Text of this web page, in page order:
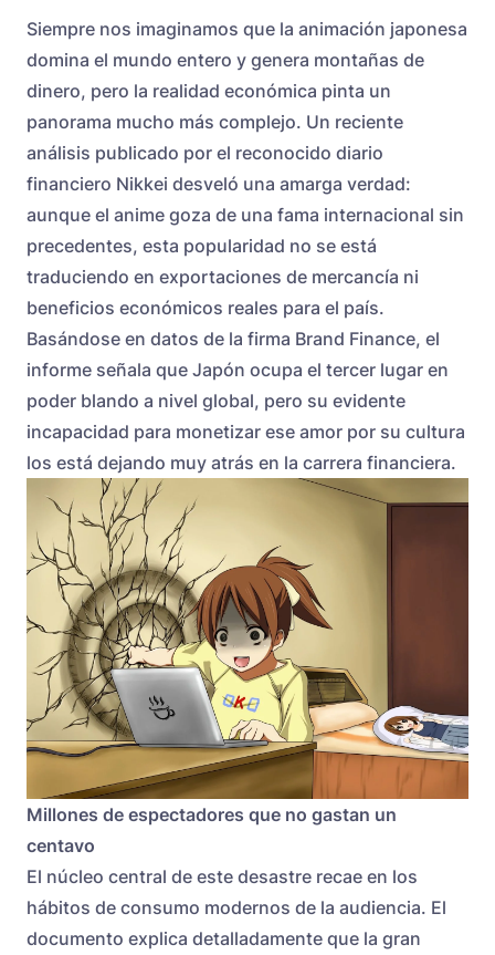
Siempre nos imaginamos que la animación japonesa
domina el mundo entero y genera montañas de
dinero, pero la realidad económica pinta un
panorama mucho más complejo. Un reciente
análisis publicado por el reconocido diario
financiero Nikkei desveló una amarga verdad:
aunque el anime goza de una fama internacional sin
precedentes, esta popularidad no se está
traduciendo en exportaciones de mercancía ni
beneficios económicos reales para el país.
Basándose en datos de la firma Brand Finance, el
informe señala que Japón ocupa el tercer lugar en
poder blando a nivel global, pero su evidente
incapacidad para monetizar ese amor por su cultura
los está dejando muy atrás en la carrera financiera.
Millones de espectadores que no gastan un
centavo
El núcleo central de este desastre recae en los
hábitos de consumo modernos de la audiencia. El
documento explica detalladamente que la gran